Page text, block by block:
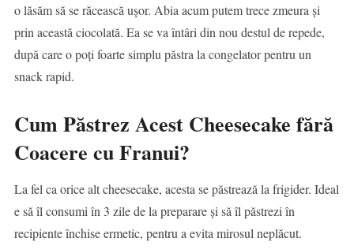
o lăsăm să se răcească ușor. Abia acum putem trece zmeura și
prin această ciocolată. Ea se va întâri din nou destul de repede,
după care o poți foarte simplu păstra la congelator pentru un
snack rapid.
Cum Păstrez Acest Cheesecake fără
Coacere cu Franui?
La fel ca orice alt cheesecake, acesta se păstrează la frigider. Ideal
e să îl consumi în 3 zile de la preparare și să îl păstrezi în
recipiente închise ermetic, pentru a evita mirosul neplăcut.